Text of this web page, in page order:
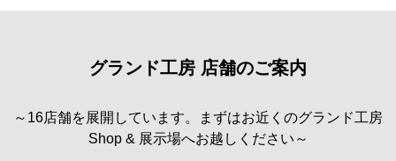
グランド工房 店舗のご案内
～16店舗を展開しています。まずはお近くのグランド工房
Shop & 展示場へお越しください～